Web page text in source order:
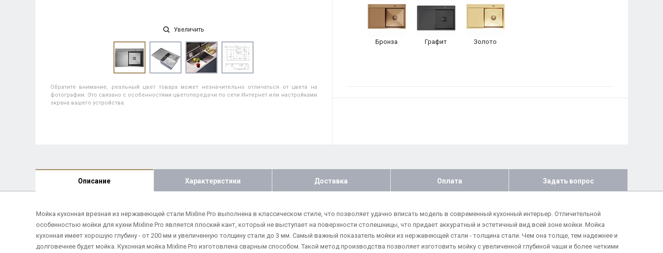
Увеличить
Обратите внимание, реальный цвет товара может незначительно отличаться от цвета на
фотографии. Это связано с особенностями цветопередачи по сети Интернет или настройками
экрана вашего устройства.
Бронза Графит Золото
Описание Характеристики Доставка Оплата Задать вопрос
Мойка кухонная врезная из нержавеющей стали Mixline Pro выполнена в классическом стиле, что позволяет удачно вписать модель в современный кухонный интерьер. Отличительной
особенностью мойки для кухни Mixline Pro является плоский кант, который не выступает на поверхности столешницы, что придает аккуратный и эстетичный вид всей зоне мойки. Мойка
кухонная имеет хорошую глубину - от 200 мм и увеличенную толщину стали до 3 мм. Самый важный показатель мойки из нержавеющей стали - толщина стали. Чем она толще, тем надежнее и
долговечнее будет мойка. Кухонная мойка Mixline Pro изготовлена сварным способом. Такой метод производства позволяет изготовить мойку с увеличенной глубиной чаши и более четкими